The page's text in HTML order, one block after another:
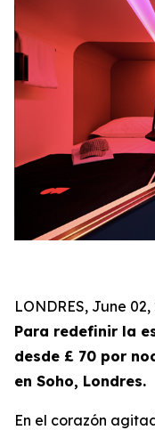
LONDRES, June
Para redefinir la
desde £ 70 por
en Soho, Londres.
En el corazón